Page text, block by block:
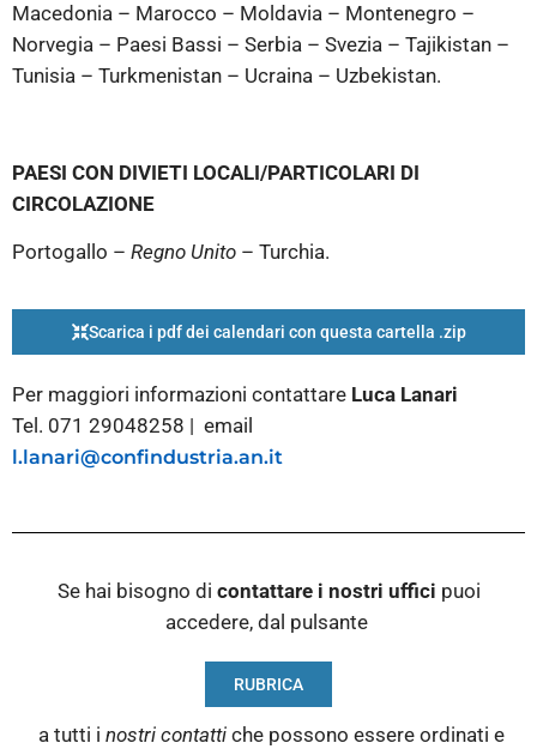
Macedonia – Marocco – Moldavia – Montenegro –
Norvegia – Paesi Bassi – Serbia – Svezia – Tajikistan –
Tunisia – Turkmenistan – Ucraina – Uzbekistan.
PAESI CON DIVIETI LOCALI/PARTICOLARI DI
CIRCOLAZIONE
Portogallo – Regno Unito – Turchia.
Scarica i pdf dei calendari con questa cartella .zip
Per maggiori informazioni contattare Luca Lanari
Tel. 071 29048258 | email
l.lanari@confindustria.an.it
Se hai bisogno di contattare i nostri uffici puoi
accedere, dal pulsante
RUBRICA
a tutti i nostri contatti che possono essere ordinati e